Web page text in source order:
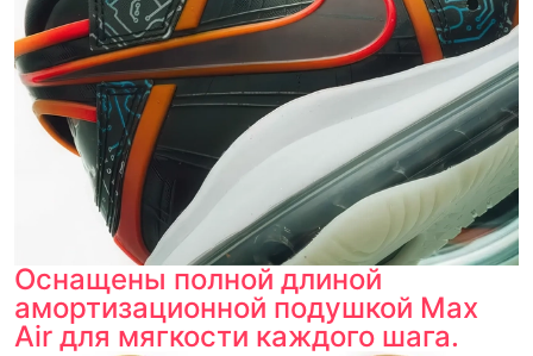
Оснащены полной длиной
амортизационной подушкой Max
Air для мягкости каждого шага.